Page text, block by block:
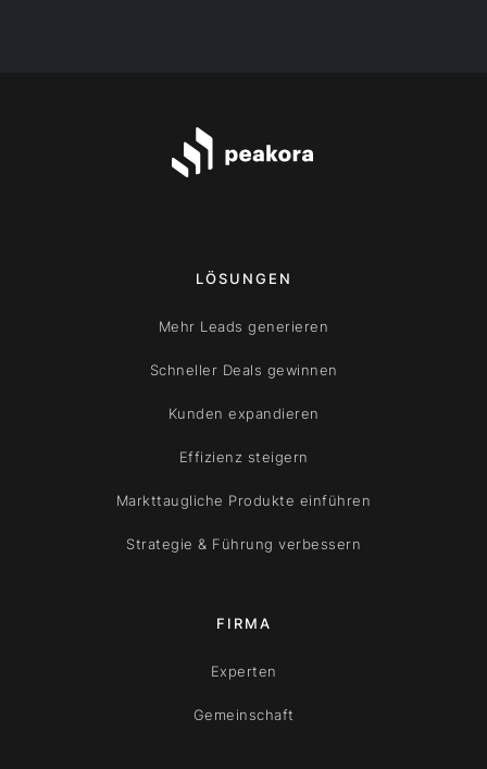
LÖSUNGEN
Mehr Leads generieren
Schneller Deals gewinnen
Kunden expandieren
Effizienz steigern
Markttaugliche Produkte einführen
Strategie & Führung verbessern
FIRMA
Experten
Gemeinschaft